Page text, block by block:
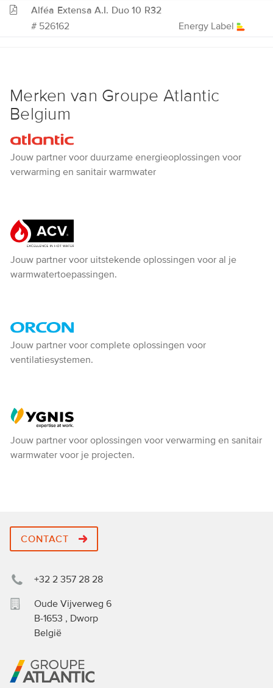
Alféa Extensa A.I. Duo 10 R32
# 526162
Energy Label
Merken van Groupe Atlantic
Belgium
Atlantic
Jouw partner voor duurzame energieoplossingen voor
verwarming en sanitair warmwater
ACV
Jouw partner voor uitstekende oplossingen voor al je
warmwatertoepassingen.
Orcon
-
Jouw partner voor complete oplossingen voor
ventilatiesystemen.
Ygnis
Jouw partner voor oplossingen voor verwarming en sanitair
warmwater voor je projecten.
CONTACT
+32 2 357 28 28
Oude Vijverweg 6
B-1653 , Dworp
België